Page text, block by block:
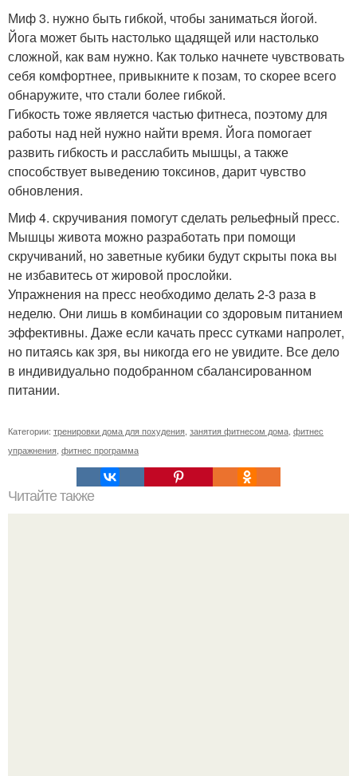
Миф 3. нужно быть гибкой, чтобы заниматься йогой.
Йога может быть настолько щадящей или настолько
сложной, как вам нужно. Как только начнете чувствовать
себя комфортнее, привыкните к позам, то скорее всего
обнаружите, что стали более гибкой.
Гибкость тоже является частью фитнеса, поэтому для
работы над ней нужно найти время. Йога помогает
развить гибкость и расслабить мышцы, а также
способствует выведению токсинов, дарит чувство
обновления.
Миф 4. скручивания помогут сделать рельефный пресс.
Мышцы живота можно разработать при помощи
скручиваний, но заветные кубики будут скрыты пока вы
не избавитесь от жировой прослойки.
Упражнения на пресс необходимо делать 2-3 раза в
неделю. Они лишь в комбинации со здоровым питанием
эффективны. Даже если качать пресс сутками напролет,
но питаясь как зря, вы никогда его не увидите. Все дело
в индивидуально подобранном сбалансированном
питании.
Категории: тренировки дома для похудения занятия фитнесом дома фитнес
упражнения фитнес программа
Читайте также